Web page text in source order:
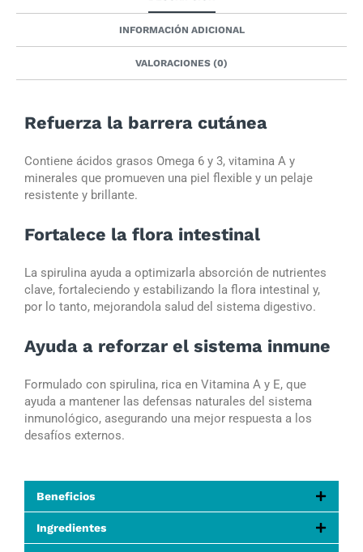
INFORMACIÓN ADICIONAL
VALORACIONES (0)
Refuerza la barrera cutánea
Contiene ácidos grasos Omega 6 y 3, vitamina A y
minerales que promueven una piel flexible y un pelaje
resistente y brillante.
Fortalece la flora intestinal
La spirulina ayuda a optimizarla absorción de nutrientes
clave, fortaleciendo y estabilizando la flora intestinal y,
por lo tanto, mejorandola salud del sistema digestivo.
Ayuda a reforzar el sistema inmune
Formulado con spirulina, rica en Vitamina A y E, que
ayuda a mantener las defensas naturales del sistema
inmunológico, asegurando una mejor respuesta a los
desafíos externos.
Beneficios
Ingredientes